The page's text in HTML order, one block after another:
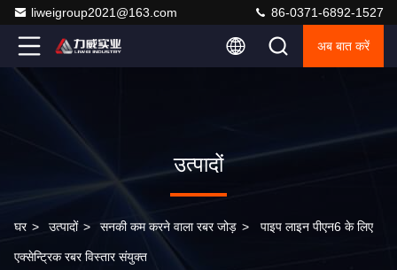
liweigroup2021@163.com 86-0371-6892-1527
अब बात करें
उत्पादों
घर > उत्पादों > सनकी कम करने वाला रबर जोड़ > पाइप लाइन पीएन6 के लिए
एक्सेन्ट्रिक रबर विस्तार संयुक्त